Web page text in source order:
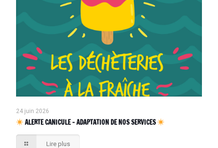
24 juin 2026
ALERTE CANICULE – ADAPTATION DE NOS SERVICES
Lire plus